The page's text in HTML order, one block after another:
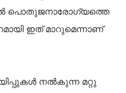
പൊതുജനാരോഗ്യത്തെ
ഇത് മാറുമെന്നാണ്
നല്‍കുന്ന മറ്റു